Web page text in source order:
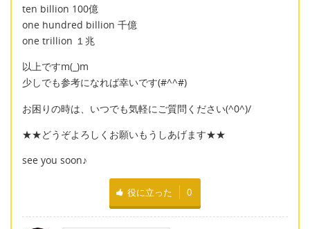
ten billion 100億
one hundred billion 千億
one trillion １兆
以上ですm(_)m
少しでも参考になれば幸いです(#^^#)
お困りの時は、いつでも気軽にご質問ください(^0^)/
★★どうぞよろしくお願いもうしあげます★★
see you soon♪
役に立った 0